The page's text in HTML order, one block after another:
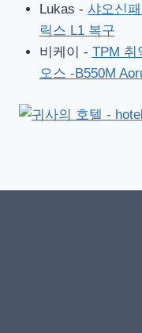
Lukas - 샤오신
릭스 L1 복구
비케이 - TPM 취
오스 -B550M